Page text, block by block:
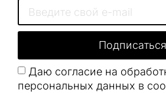
Даю согласие на
персональных данных в
Подписаться